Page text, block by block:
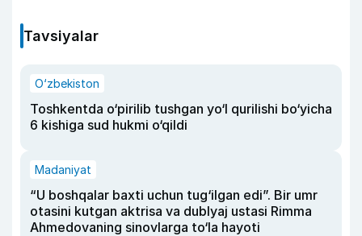
Tavsiyalar
O‘zbekiston
Toshkentda o‘pirilib tushgan yo‘l qurilishi bo‘yicha
6 kishiga sud hukmi o‘qildi
Madaniyat
“U boshqalar baxti uchun tug‘ilgan edi”. Bir umr
otasini kutgan aktrisa va dublyaj ustasi Rimma
Ahmedovaning sinovlarga to‘la hayoti